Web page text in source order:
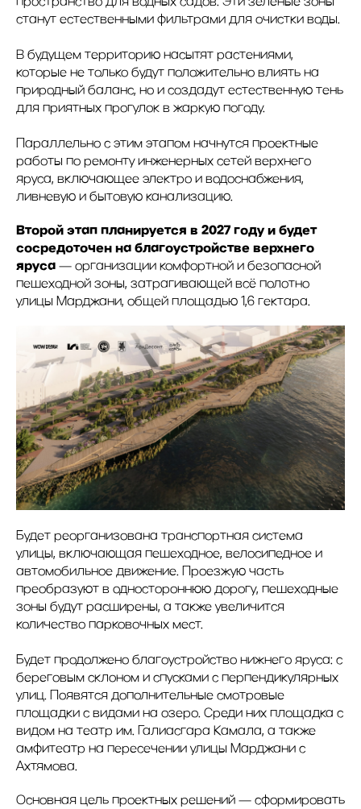
станут естественными фильтрами для очистки воды.
В будущем территорию насытят растениями,
которые не только будут положительно влиять на
природный баланс, но и создадут естественную тень
для приятных прогулок в жаркую погоду.
Параллельно с этим этапом начнутся проектные
работы по ремонту инженерных сетей верхнего
яруса, включающее электро и водоснабжения,
ливневую и бытовую канализацию.
Второй этап планируется в 2027 году и будет
сосредоточен на благоустройстве верхнего
яруса — организации комфортной и безопасной
пешеходной зоны, затрагивающей всё полотно
улицы Марджани, общей площадью 1,6 гектара.
Будет реорганизована транспортная система
улицы, включающая пешеходное, велосипедное и
автомобильное движение. Проезжую часть
преобразуют в одностороннюю дорогу, пешеходные
зоны будут расширены, а также увеличится
количество парковочных мест.
Будет продолжено благоустройство нижнего яруса: с
береговым склоном и спусками с перпендикулярных
улиц. Появятся дополнительные смотровые
площадки с видами на озеро. Среди них площадка с
видом на театр им. Галиасгара Камала, а также
амфитеатр на пересечении улицы Марджани с
Ахтямова.
Основная цель проектных решений — сформировать